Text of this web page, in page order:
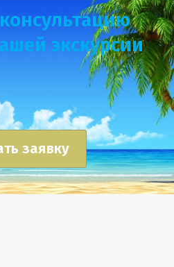
экскурсии
заявку